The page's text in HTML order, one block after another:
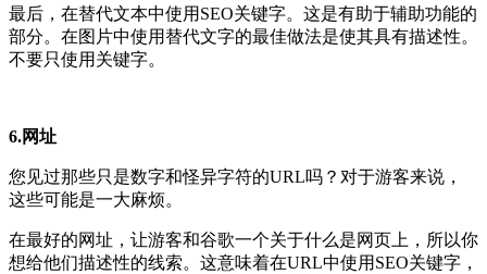
最后，在替代文本中使用SEO关键字。这是有助于辅助功能的
部分。在图片中使用替代文字的最佳做法是使其具有描述性。
不要只使用关键字。
6.网址
您见过那些只是数字和怪异字符的URL吗？对于游客来说，
这些可能是一大麻烦。
在最好的网址，让游客和谷歌一个关于什么是网页上，所以你
想给他们描述性的线索。这意味着在URL中使用SEO关键字，